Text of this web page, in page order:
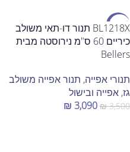
מבצע
BL1218X תנור דו-תאי משולב
כיריים 60 ס"מ נירוסטה מבית
Bellers
תנורי אפייה, תנור אפייה משולב
גז, אפייה ובישול
₪3,500
₪ 3,090